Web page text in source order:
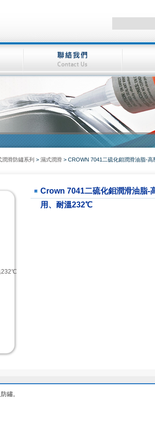
潤滑防鏽系列 > 濕式潤滑> CROWN 7041二硫化鉬潤滑油脂-
Crown 7041二硫化鉬潤滑油脂-
用、耐溫232℃
鏽。